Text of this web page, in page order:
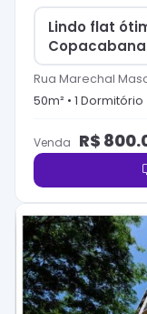
Lindo flat
Copacabana
Rua Marechal
50m² • 1 Dormitório
Venda R$